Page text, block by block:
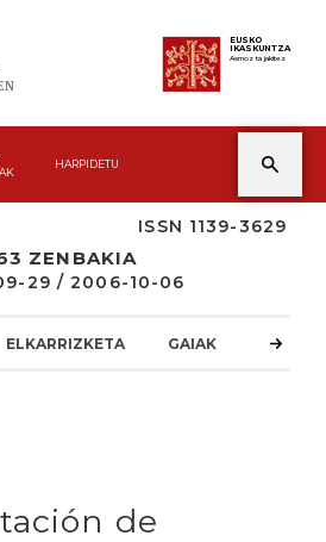
EUSKO
IKASKUNTZA
Asmoz ta jakitez
HARPIDETU
ISSN 1139-3629
ZENBAKIA
29 / 2006-10-06
ELKARRIZKETA GAIAK
de